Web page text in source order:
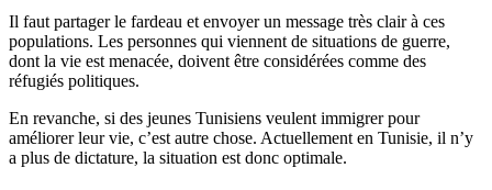
Il faut partager le fardeau et envoyer un message très clair à ces
populations. Les personnes qui viennent de situations de guerre,
dont la vie est menacée, doivent être considérées comme des
réfugiés politiques.
En revanche, si des jeunes Tunisiens veulent immigrer pour
améliorer leur vie, c’est autre chose. Actuellement en Tunisie, il n’y
a plus de dictature, la situation est donc optimale.